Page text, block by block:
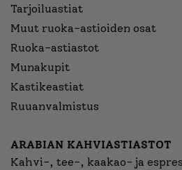
Tarjoiluastiat
Muut ruoka-astioiden osat
Ruoka-astiastot
Munakupit
Kastikeastiat
Ruuanvalmistus
ARABIAN KAHVIASTIASTOT
Kahvi-, tee-, kaakao- ja